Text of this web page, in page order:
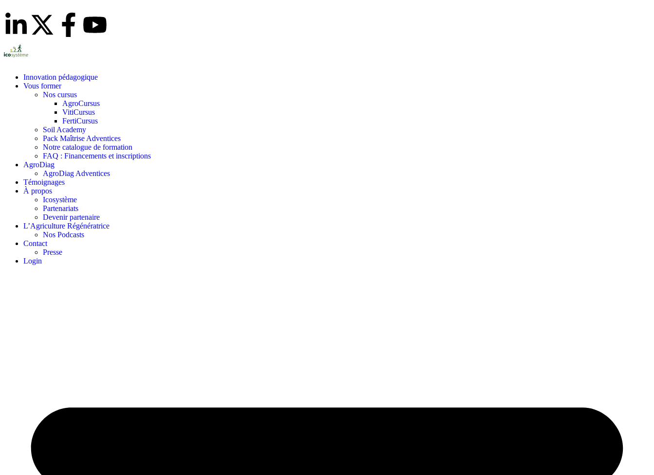
Innovation pédagogique
Vous former
Nos cursus
AgroCursus
VitiCursus
FertiCursus
Soil Academy
Pack Maîtrise Adventices
Notre catalogue de formation
FAQ : Financements et inscriptions
AgroDiag
AgroDiag Adventices
Témoignages
À propos
Icosystème
Partenariats
Devenir partenaire
L’Agriculture Régénératrice
Nos Podcasts
Contact
Presse
Login